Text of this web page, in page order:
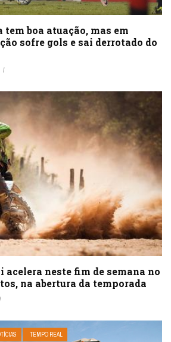
boa atuação, mas em
sofre gols e sai derrotado do
neste fim de semana no
na abertura da temporada
TEMPO REAL